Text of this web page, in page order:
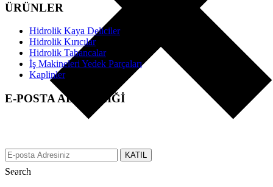
Search
ÜRÜNLER
Hidrolik Kaya Deliciler
Hidrolik Kırıcılar
Hidrolik Tabancalar
İş Makineleri Yedek Parçaları
Kaplinler
E-POSTA ABONELİĞİ
EFS üzerinden tüm gelişmeler hakkında anında bilgi almak için e-
KATIL
Made with ♥ by tbtcreative.com © 2019 efsgrup.com.tr All rights